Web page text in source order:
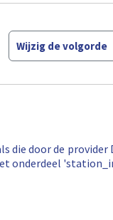
Wijzig de volgorde
die door de provider
onderdeel